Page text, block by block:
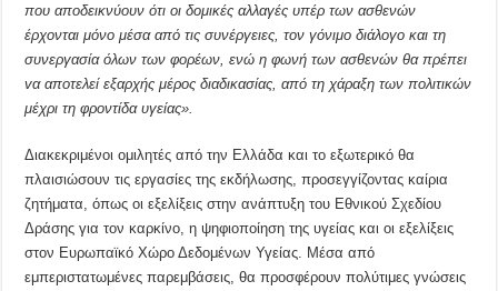
που αποδεικνύουν ότι οι δομικές αλλαγές υπέρ των ασθενών
έρχονται μόνο μέσα από τις συνέργειες, τον γόνιμο διάλογο και τη
συνεργασία όλων των φορέων, ενώ η φωνή των ασθενών θα πρέπει
vα αποτελεί εξαρχής μέρος διαδικασίας, από τη χάραξη των πολιτικών
μέχρι τη φροντίδα υγείας».
Διακεκριμένοι ομιλητές από την Ελλάδα και το εξωτερικό θα
πλαισιώσουν τις εργασίες της εκδήλωσης, προσεγγίζοντας καίρια
ζητήματα, όπως οι εξελίξεις στην ανάπτυξη του Εθνικού Σχεδίου
Δράσης για τον καρκίνο, η ψηφιοποίηση της υγείας και οι εξελίξεις
στον Ευρωπαϊκό Χώρο Δεδομένων Υγείας. Μέσα από
εμπεριστατωμένες παρεμβάσεις, θα προσφέρουν πολύτιμες γνώσεις